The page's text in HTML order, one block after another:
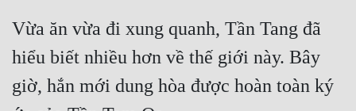
Vừa ăn vừa đi xung quanh, Tần Tang đã
hiểu biết nhiều hơn về thế giới này. Bây
giờ, hắn mới dung hòa được hoàn toàn ký